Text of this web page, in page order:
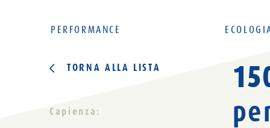
PERFORMANCE
TORNA ALLA LISTA
Capienza: